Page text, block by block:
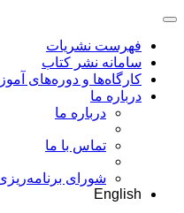
فهرست نشریات
سامانه نشر کتاب
کارگاه‌ها و دوره‌های
درباره ما
درباره ما
تماس با ما
شورای
English